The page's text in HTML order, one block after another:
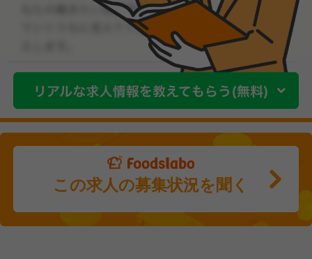
この求人の募集状況を聞く